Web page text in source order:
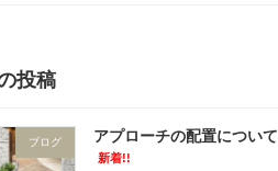
投稿
ブログ アプローチの配置について
新着!!